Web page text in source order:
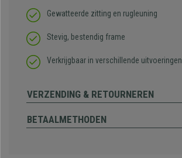
Gewatteerde zitting en rugleuning
Stevig, bestendig frame
Verkrijgbaar in verschillende uitvoeringen
VERZENDING & RETOURNEREN
BETAALMETHODEN